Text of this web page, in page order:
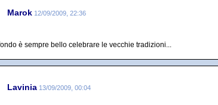
Marok 12/09/2009, 22:36
è sempre bello celebrare le vecchie tradizioni...
Lavinia 13/09/2009, 00:04